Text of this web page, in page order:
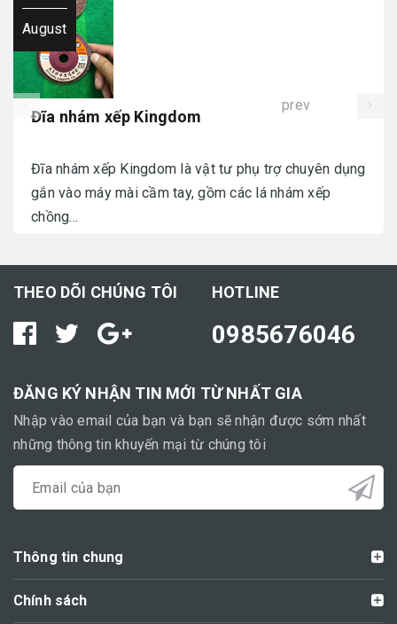
August
Đĩa nhám xếp Kingdom
Đĩa nhám xếp Kingdom là vật tư phụ trợ chuyên dụng
gắn vào máy mài cầm tay, gồm các lá nhám xếp
chồng...
prev
THEO DÕI CHÚNG TÔI HOTLINE
0985676046
ĐĂNG KÝ NHẬN TIN MỚI TỪ NHẤT GIA
Nhập vào email của bạn và bạn sẽ nhận được sớm nhất
những thông tin khuyến mại từ chúng tôi
Thông tin chung
Chính sách